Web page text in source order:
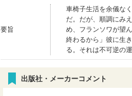
要旨
車椅子生活を余儀な
だ。だが、順調にみ
め、フランソワが望
終わるから」彼に生
る。それは不可逆の
出版社・メーカーコメント